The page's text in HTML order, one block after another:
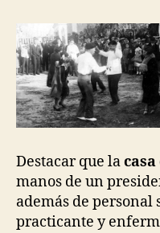
Destacar que la
manos de un
además de
practicante y